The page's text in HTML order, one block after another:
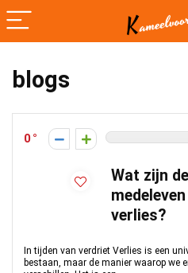
blogs
0
Wat zijn
verlies?
In tijden van verdriet Verlies is een
bestaan, maar de manier waarop we